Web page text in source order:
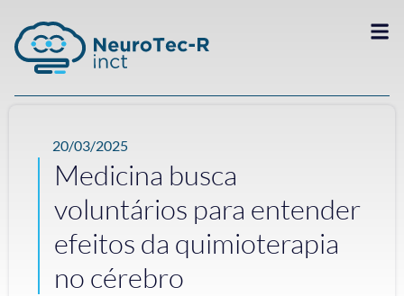
20/03/2025
Medicina busca
voluntários para entender
efeitos da quimioterapia
no cérebro